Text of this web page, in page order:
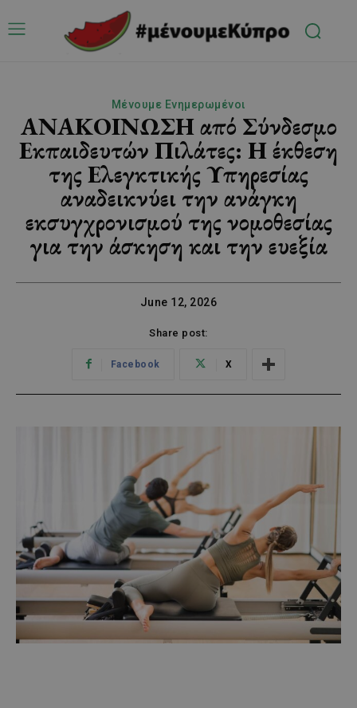
Μένουμε Ενημερωμένοι
ΑΝΑΚΟΙΝΩΣΗ από Σύνδεσμο
Εκπαιδευτών Πιλάτες: Η έκθεση
της Ελεγκτικής Υπηρεσίας
αναδεικνύει την ανάγκη
εκσυγχρονισμού της νομοθεσίας
για την άσκηση και την ευεξία
June 12, 2026
Share post:
Facebook X